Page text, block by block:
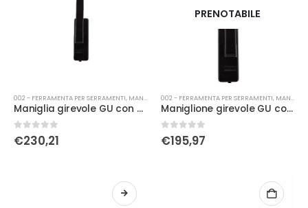
002 - FERRAMENTA PER SERRAMENTI, MANIGLIERIA
Maniglia girevole GU con blocco di sicurezza k-20179 destra marrone
0Su 5
€230,21
PRENOTABILE
002 - FERRAMENTA PER SERRAMENTI, MANIGLIERIA
Maniglione girevole GU con blocco di sicurezza K-20179 SX
0Su 5
€195,97